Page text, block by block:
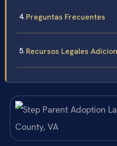
Preguntas Frecuentes
Recursos Legales